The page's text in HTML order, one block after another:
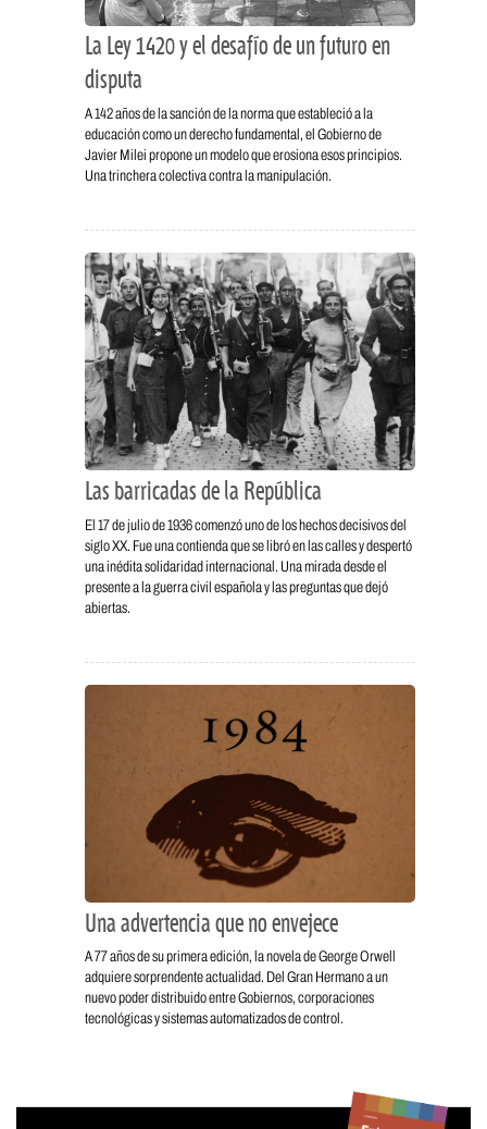
La Ley 1420 y el desafío de un futuro en
disputa
A 142 años de la sanción de la norma que estableció a la
educación como un derecho fundamental, el Gobierno de
Javier Milei propone un modelo que erosiona esos principios.
Una trinchera colectiva contra la manipulación.
Las barricadas de la República
El 17 de julio de 1936 comenzó uno de los hechos decisivos del
siglo XX. Fue una contienda que se libró en las calles y despertó
una inédita solidaridad internacional. Una mirada desde el
presente a la guerra civil española y las preguntas que dejó
abiertas.
Una advertencia que no envejece
A 77 años de su primera edición, la novela de George Orwell
adquiere sorprendente actualidad. Del Gran Hermano a un
nuevo poder distribuido entre Gobiernos, corporaciones
tecnológicas y sistemas automatizados de control.